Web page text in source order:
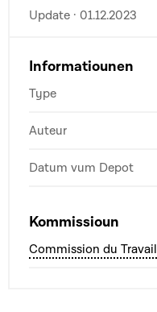
Update · 01.12.2023
Informatiounen
Type
Auteur
Datum vum Depot
Kommissioun
Commission du Travail